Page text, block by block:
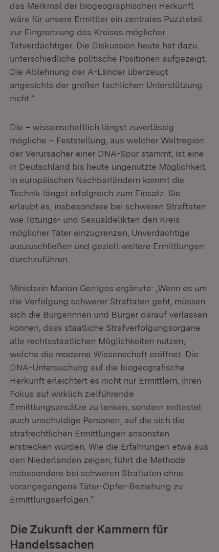
das Merkmal der biogeographischen Herkunft
wäre für unsere Ermittler ein zentrales Puzzleteil
zur Eingrenzung des Kreises möglicher
Tatverdächtiger. Die Diskussion heute hat dazu
unterschiedliche politische Positionen aufgezeigt.
Die Ablehnung der A-Länder überzeugt
angesichts der großen fachlichen Unterstützung
nicht.“
Die – wissenschaftlich längst zuverlässig
mögliche – Feststellung, aus welcher Weltregion
der Verursacher einer DNA-Spur stammt, ist eine
in Deutschland bis heute ungenutzte Möglichkeit.
In europäischen Nachbarländern kommt die
Technik längst erfolgreich zum Einsatz. Sie
erlaubt es, insbesondere bei schweren Straftaten
wie Tötungs- und Sexualdelikten den Kreis
möglicher Täter einzugrenzen, Unverdächtige
auszuschließen und gezielt weitere Ermittlungen
durchzuführen.
Ministerin Marion Gentges ergänzte: „Wenn es um
die Verfolgung schwerer Straftaten geht, müssen
sich die Bürgerinnen und Bürger darauf verlassen
können, dass staatliche Strafverfolgungsorgane
alle rechtsstaatlichen Möglichkeiten nutzen,
welche die moderne Wissenschaft eröffnet. Die
DNA-Untersuchung auf die biogeografische
Herkunft erleichtert es nicht nur Ermittlern, ihren
Fokus auf wirklich zielführende
Ermittlungsansätze zu lenken, sondern entlastet
auch unschuldige Personen, auf die sich die
strafrechtlichen Ermittlungen ansonsten
erstrecken würden. Wie die Erfahrungen etwa aus
den Niederlanden zeigen, führt die Methode
insbesondere bei schweren Straftaten ohne
vorangegangene Täter-Opfer-Beziehung zu
Ermittlungserfolgen.“
Die Zukunft der Kammern für
Handelssachen